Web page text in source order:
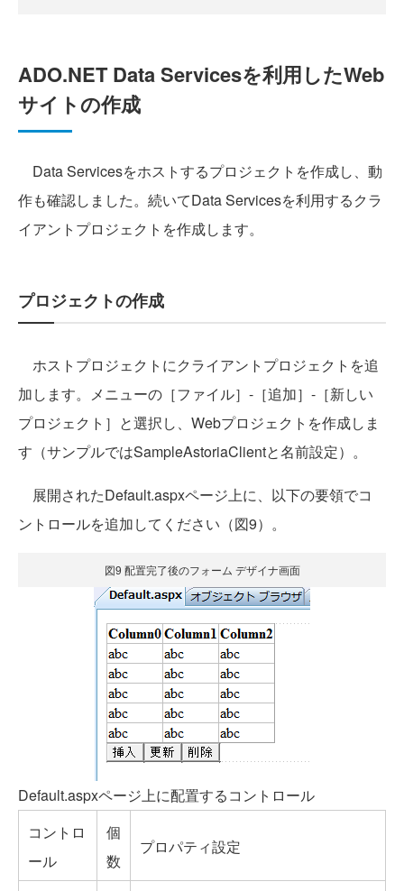
ADO.NET Data Servicesを利用したWeb
サイトの作成
Data Servicesをホストするプロジェクトを作成し、動
作も確認しました。続いてData Servicesを利用するクラ
イアントプロジェクトを作成します。
プロジェクトの作成
ホストプロジェクトにクライアントプロジェクトを追
加します。メニューの［ファイル］-［追加］-［新しい
プロジェクト］と選択し、Webプロジェクトを作成しま
す（サンプルではSampleAstoriaClientと名前設定）。
展開されたDefault.aspxページ上に、以下の要領でコ
ントロールを追加してください（図9）。
図9 配置完了後のフォーム デザイナ画面
Default.aspxページ上に配置するコントロール
コントロ
ール
個
数
プロパティ設定